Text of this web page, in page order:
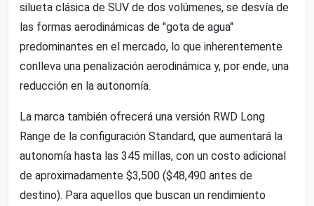
silueta clásica de SUV de dos volúmenes, se desvía de
las formas aerodinámicas de "gota de agua"
predominantes en el mercado, lo que inherentemente
conlleva una penalización aerodinámica y, por ende, una
reducción en la autonomía.
La marca también ofrecerá una versión RWD Long
Range de la configuración Standard, que aumentará la
autonomía hasta las 345 millas, con un costo adicional
de aproximadamente $3,500 ($48,490 antes de
destino). Para aquellos que buscan un rendimiento